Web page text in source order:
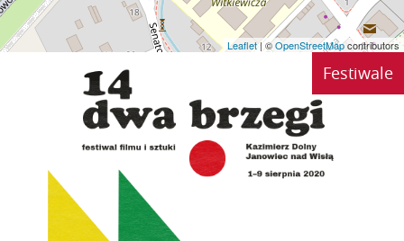
Leaflet| ©OpenStreetMapcontributors
Festiwale